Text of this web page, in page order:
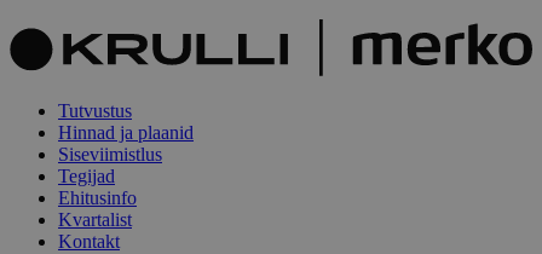
Tutvustus
Hinnad ja plaanid
Siseviimistlus
Tegijad
Ehitusinfo
Kvartalist
Kontakt